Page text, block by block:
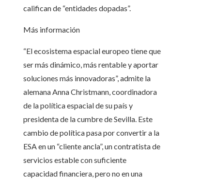
califican de “entidades dopadas”.
Más información
“El ecosistema espacial europeo tiene que
ser más dinámico, más rentable y aportar
soluciones más innovadoras”, admite la
alemana Anna Christmann, coordinadora
de la política espacial de su país y
presidenta de la cumbre de Sevilla. Este
cambio de política pasa por convertir a la
ESA en un “cliente ancla”, un contratista de
servicios estable con suficiente
capacidad financiera, pero no en una